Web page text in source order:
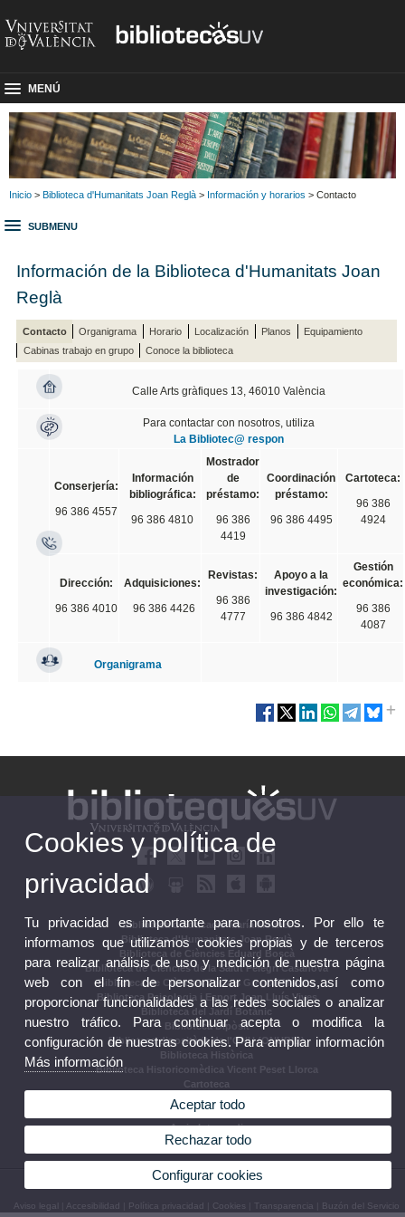
MENÚ
Inicio > Biblioteca d'Humanitats Joan Reglà > Información y horarios > Contacto
SUBMENU
Información de la Biblioteca d'Humanitats Joan
Reglà
Contacto Organigrama Horario Localización Planos
Equipamiento
Cabinas trabajo en grupo
Conoce la biblioteca
Calle Arts gràfiques 13, 46010 València
Para contactar con nosotros, utiliza
La Bibliotec@ respon
Conserjería:
96 386 4557
Información
bibliográfica:
96 386 4810
Mostrador
de
préstamo:
96 386
4419
Coordinación
préstamo:
96 386 4495
Cartoteca:
96 386
4924
Dirección:
96 386 4010
Adquisiciones:
96 386 4426
Revistas:
96 386
4777
Apoyo a la
investigación:
96 386 4842
Gestión
económica:
96 386
4087
Organigrama
Biblioteca d'Educació María Moliner
Biblioteca d'Humanitats Joan Reglà
Biblioteca de Ciències Eduard Boscà
Biblioteca de Ciències de la Salut Pelegrí Casanova
Biblioteca de Ciències Socials Gregori Maians
Biblioteca Psicologia i Esport Joan Lluís Vives
Biblioteca del Jardí Botànic
Biblioteca Dipòsit
Biblioteca dipositària de l'ONU (ONUBIB)
Biblioteca Històrica
Biblioteca Historicomèdica Vicent Peset Llorca
Cartoteca
Biblioteca Campus de Ontinyent
Arxiu Històric
Arxiu Intermedi
Seccions Centrals
© 2026 UV. - C/ Universitat 2 46003 València.
Aviso legal |Accesibilidad Política privacidad Cookies Transparencia Buzón del Servicio
Cookies y política de
privacidad
Tu privacidad es importante para nosotros. Por ello te
informamos que utilizamos cookies propias y de terceros
para realizar análisis de uso y medición de nuestra página
web con el fin de personalizar contenidos,así como
proporcionar funcionalidades a las redes sociales o analizar
nuestro tráfico. Para continuar acepta o modifica la
configuración de nuestras cookies. Para ampliar información
Más información
Aceptar todo
Rechazar todo
Configurar cookies